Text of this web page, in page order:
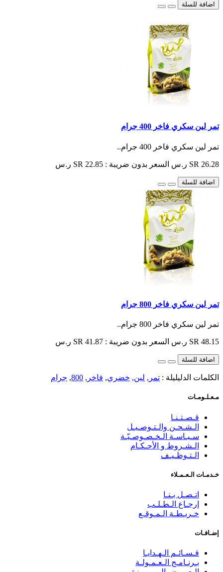
اضافة للسلة
تمر لين سكري فاخر 400 جرام
تمر لين سكري فاخر 400 جرام..
SR 26.28 ر.س السعر بدون ضريبة : SR 22.85 ر.س
اضافة للسلة
تمر لين سكري فاخر 800 جرام
تمر لين سكري فاخر 800 جرام..
SR 48.15 ر.س السعر بدون ضريبة : SR 41.87 ر.س
اضافة للسلة
الكلمات الدليليلة : تمر , لين, خضري, فاخر ,
800
, جرام
مـعـلـومـات
قـصـتـنـا
الـشـحـن والـتـوصـيـل
سـيـاسـة الـخـصـوصـيّـة
الـشـروط و الأحـكـام
الـتـوظـيـف
خـدمـات الـعـمـلاء
اتـصـل بـنـا
إرجـاع الـطـلـب
خـريـطـة الـمـوقـع
إضـافـات
قـسـائـم الـهـدايـا
بـرنـامـج الـعـمـولـة